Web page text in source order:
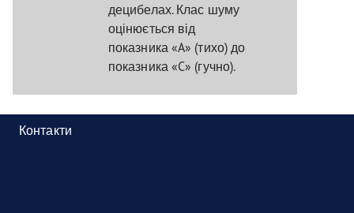
децибелах. Клас шуму
оцінюється від
показника «A» (тихо) до
показника «C» (гучно).
Контакти